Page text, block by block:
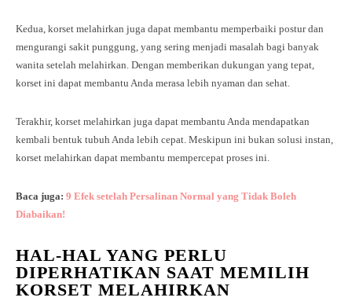
Kedua, korset melahirkan juga dapat membantu memperbaiki postur dan
mengurangi sakit punggung, yang sering menjadi masalah bagi banyak
wanita setelah melahirkan. Dengan memberikan dukungan yang tepat,
korset ini dapat membantu Anda merasa lebih nyaman dan sehat.
Terakhir, korset melahirkan juga dapat membantu Anda mendapatkan
kembali bentuk tubuh Anda lebih cepat. Meskipun ini bukan solusi instan,
korset melahirkan dapat membantu mempercepat proses ini.
Baca juga: 9 Efek setelah Persalinan Normal yang Tidak Boleh
Diabaikan!
HAL-HAL YANG PERLU
DIPERHATIKAN SAAT MEMILIH
KORSET MELAHIRKAN